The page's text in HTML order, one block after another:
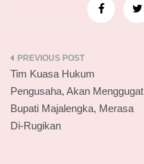
Navigasi
pos
Tim Kuasa Hukum
Pengusaha, Akan Menggugat
Bupati Majalengka, Merasa
Di-Rugikan